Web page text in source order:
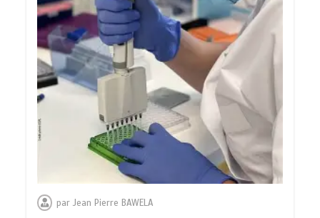
parJean Pierre BAWELA